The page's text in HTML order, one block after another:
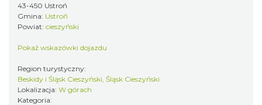
43-450 Ustroń
Gmina: Ustroń
Powiat: cieszyński
Pokaż wskazówki dojazdu
Region turystyczny:
Beskidy i Śląsk Cieszyński, Śląsk Cieszyński
Lokalizacja: W górach
Kategoria: